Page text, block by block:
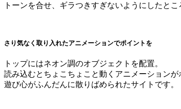
トーンを合せ、ギラつきすぎないようにしたとこ
さり気なく取り入れたアニメーションでポイントを
トップにはネオン調のオブジェクトを配置。
読み込むとちょこちょこと動くアニメーションが
遊び心がふんだんに散りばめられたサイトです。